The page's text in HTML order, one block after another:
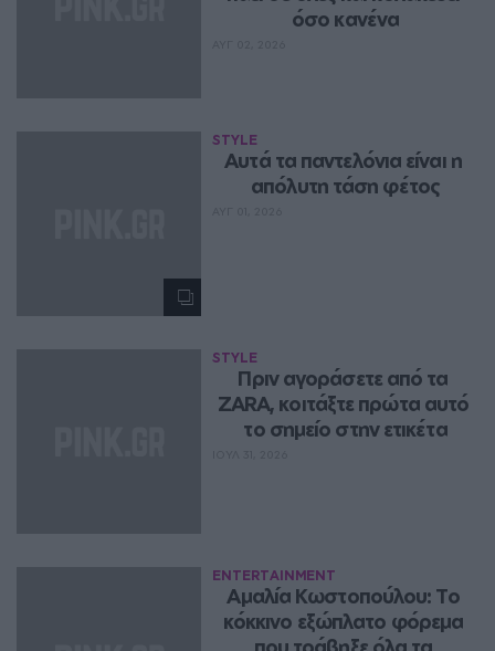
όσο κανένα
STYLE
Aυτά τα παντελόνια είναι η
απόλυτη τάση φέτος
STYLE
Πριν αγοράσετε από τα
ZARA, κοιτάξτε πρώτα αυτό
το σημείο στην ετικέτα
ENTERTAINMENT
Αμαλία Κωστοπούλου: Το
κόκκινο εξώπλατο φόρεμα